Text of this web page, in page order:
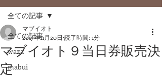
全ての記事
waza
mabui
全ての記事
マブイオト９当日券販売決
定
マブイオト
2017年11月20日 読了時間: 1分